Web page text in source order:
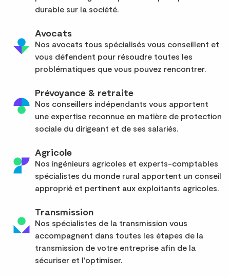
durable sur la société.
Avocats
Nos avocats tous spécialisés vous conseillent et
vous défendent pour résoudre toutes les
problématiques que vous pouvez rencontrer.
Prévoyance & retraite
Nos conseillers indépendants vous apportent
une expertise reconnue en matière de protection
sociale du dirigeant et de ses salariés.
Agricole
Nos ingénieurs agricoles et experts-comptables
spécialistes du monde rural apportent un conseil
approprié et pertinent aux exploitants agricoles.
Transmission
Nos spécialistes de la transmission vous
accompagnent dans toutes les étapes de la
transmission de votre entreprise afin de la
sécuriser et l'optimiser.